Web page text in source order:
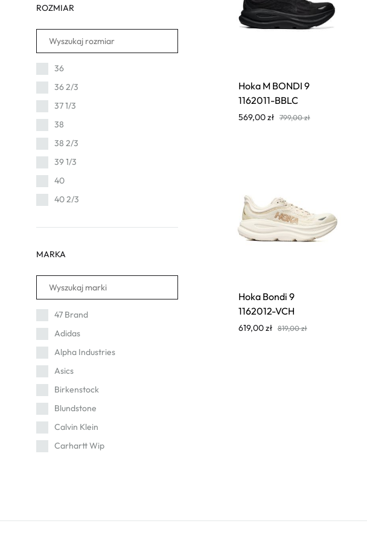
Hoka M BONDI 9
1162011-BBLC
569,00zł 799,00zł
Hoka Bondi 9
1162012-VCH
619,00zł 819,00zł
ROZMIAR
36
36 2/3
37 1/3
38
38 2/3
39 1/3
40
40 2/3
42
43 1/3
44 2/3
44
45 1/3
46 2/3
46
47 1/3
48
49 1/3
MARKA
47 Brand
Adidas
Alpha Industries
Asics
Birkenstock
Blundstone
Calvin Klein
Carhartt Wip
Converse